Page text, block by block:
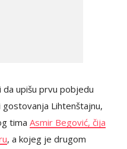
upišu prvu pobjedu
Lihtenštajnu,
tima Asmir Begović, čija
, a kojeg je drugom